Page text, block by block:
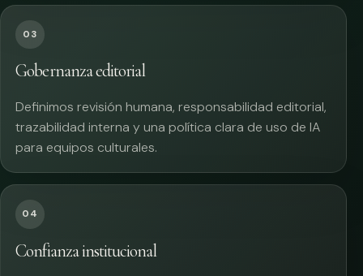
03
Gobernanza editorial
Definimos revisión humana, responsabilidad editorial,
trazabilidad interna y una política clara de uso de IA
para equipos culturales.
04
Confianza institucional